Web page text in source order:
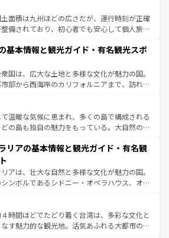
しい。
人にはぜひ体験してほしい。 なお、新着の
コンテンツ一覧を参照してほしい。
なる魅力がある。また、優雅なアフタヌーン
ル好きにはたまらない英国パブ、サッカー観
だからこそできる体験も豊富。イギリスを旅
照してほしい。
面積は九州ほどの広さだが、運行時刻が正確
備されており、初心者でも安心して個人旅行
まま残る町や、スイスならではのユニークな
、アルプス観光だけでなく町歩きも満喫する
。国民の所得が高いため物価も高いが、旅行
パス提供のサービスもあり、うまく活用すれ
報は
基本情報と観光ガイド・有名観光スポ
国は、広大な土地と多様な文化が魅力の国。
部から西海岸のカリフォルニアまで、訪れる
都市は、観光、ショッピング、エンターテイ
まった刺激的なスポットだ。一方、アメリカ
然が広がり、グランドキャニオンやイエロー
ーリンズでは、音楽と美食が融合した独特の
旅行者はアメリカの各地域で異なる魅力を楽
その多様性と豊かな歴史を感じることができ
でのロードトリップや列車の旅も、アメリカ
温暖な気候に恵まれ、多くの島で構成される
の島も独自の魅力をもっている。大自然の神
せない。また、定番の観光地といえばオアフ
な自然を求めるならマウイ島やカウアイ島が
メラルドグリーンに輝く海をはじめ、豊かな
息づいている。「アロハスピリット」と呼ば
いローカルフードやハワイアンミュージッ
フラダンスなど、すべてがハワイの魅力を彩
れるたびに新しい発見と感動が待っているハ
リアの基本情報と観光ガイド・有名観
アは、壮大な自然と多様な文化が魅力の国。
ンボルであるシドニー・オペラハウス、オー
大陸中央部にそびえるウルル（エアーズロッ
ニアの美しい原生林やケアンズの熱帯雨林な
がたくさん。また、カフェやワイン、オージ
時間ほどでたどり着く台湾は、多彩な文化と
す魅力的な観光地。活気あふれる大都市の台